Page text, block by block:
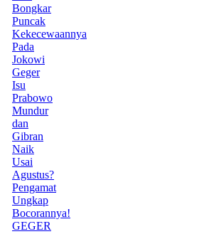
Bongkar
Puncak
Kekecewaannya
Pada
Jokowi
Geger
Isu
Prabowo
Mundur
dan
Gibran
Naik
Usai
Agustus?
Pengamat
Ungkap
Bocorannya!
GEGER